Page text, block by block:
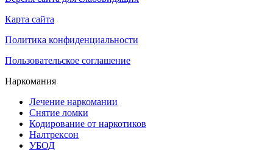
Карта сайта
Политика конфиденциальности
Пользовательское соглашение
Наркомания
Лечение наркомании
Снятие ломки
Кодирование от наркотиков
Налтрексон
УБОД